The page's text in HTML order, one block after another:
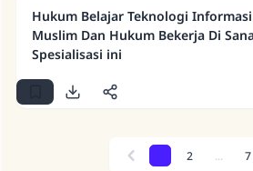
Hukum Belajar Teknologi
Muslim Dan Hukum Bekerja Di
Spesialisasi ini
Previous 2 ... 7